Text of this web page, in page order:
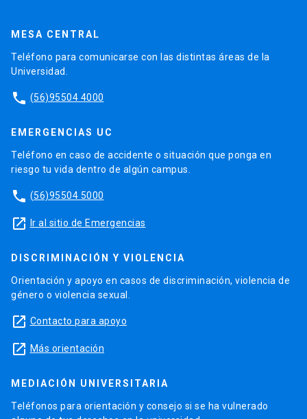
MESA CENTRAL
Teléfono para comunicarse con las distintas áreas de la
Universidad.
phone (56)95504 4000
EMERGENCIAS UC
Teléfono en caso de accidente o situación que ponga en
riesgo tu vida dentro de algún campus.
phone (56)95504 5000
launch Ir al sitio de Emergencias
DISCRIMINACIÓN Y VIOLENCIA
Orientación y apoyo en casos de discriminación, violencia de
género o violencia sexual.
launch Contacto para apoyo
launch Más orientación
MEDIACIÓN UNIVERSITARIA
Teléfonos para orientación y consejo si se ha vulnerado